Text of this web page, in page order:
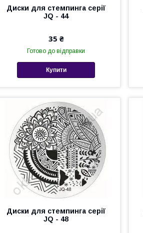
Диски для стемпинга серії
JQ - 44
35 ₴
Готово до відправки
Купити
Диски для стемпинга серії
JQ - 48